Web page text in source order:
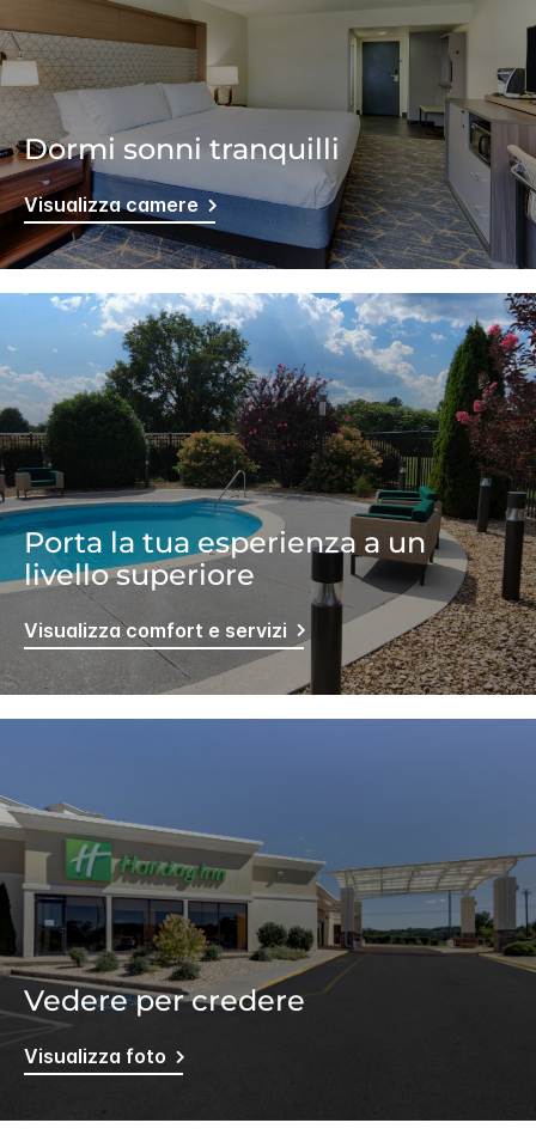
Dormi sonni tranquilli
Visualizza camere
Porta la tua esperienza a un
livello superiore
Visualizza comfort e servizi
Vedere per credere
Visualizza foto